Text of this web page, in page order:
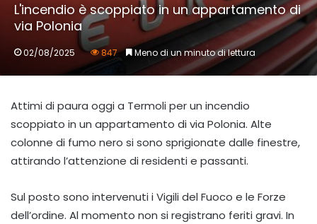
L'incendio è scoppiato in un appartamento di
via Polonia
02/08/2025 847 Meno di un minuto di lettura
Attimi di paura oggi a Termoli per un incendio
scoppiato in un appartamento di via Polonia. Alte
colonne di fumo nero si sono sprigionate dalle finestre,
attirando l’attenzione di residenti e passanti.
Sul posto sono intervenuti i Vigili del Fuoco e le Forze
dell’ordine. Al momento non si registrano feriti gravi. In